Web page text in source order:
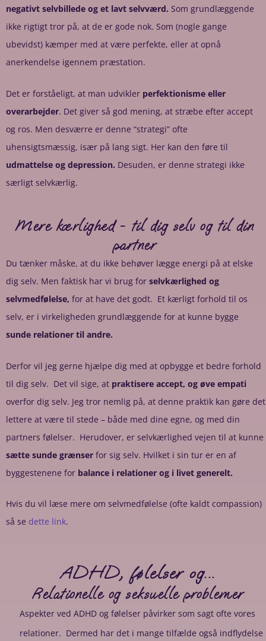
negativt selvbillede og et lavt selvværd. Som grundlæggende
ikke rigtigt tror på, at de er gode nok. Som (nogle gange
ubevidst) kæmper med at være perfekte, eller at opnå
anerkendelse igennem præstation.
Det er forståeligt, at man udvikler perfektionisme eller
overarbejder. Det giver så god mening, at stræbe efter accept
og ros. Men desværre er denne “strategi” ofte
uhensigtsmæssig, især på lang sigt. Her kan den føre til
udmattelse og depression. Desuden, er denne strategi ikke
særligt selvkærlig.
Mere kærlighed - til dig selv og til din
partner
Du tænker måske, at du ikke behøver lægge energi på at elske
dig selv. Men faktisk har vi brug for selvkærlighed og
selvmedfølelse, for at have det godt. Et kærligt forhold til os
selv, er i virkeligheden grundlæggende for at kunne bygge
sunde relationer til andre.
Derfor vil jeg gerne hjælpe dig med at opbygge et bedre forhold
til dig selv. Det vil sige, at praktisere accept, og øve empati
overfor dig selv. Jeg tror nemlig på, at denne praktik kan gøre det
lettere at være til stede – både med dine egne, og med din
partners følelser. Herudover, er selvkærlighed vejen til at kunne
sætte sunde grænser for sig selv. Hvilket i sin tur er en af
byggestenene for balance i relationer og i livet generelt.
Hvis du vil læse mere om selvmedfølelse (ofte kaldt compassion)
så se dette link.
ADHD, følelser og...
Relationelle og seksuelle problemer
Aspekter ved ADHD og følelser påvirker som sagt ofte vores
relationer. Dermed har det i mange tilfælde også indflydelse